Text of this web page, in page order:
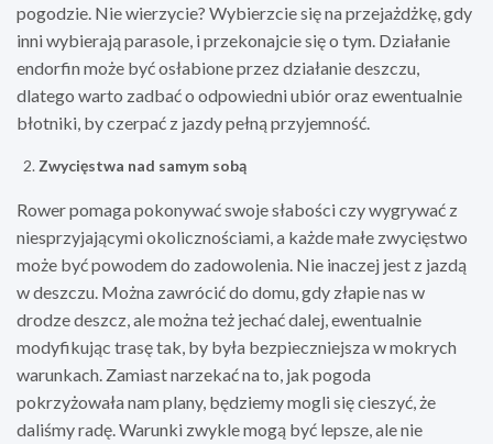
pogodzie. Nie wierzycie? Wybierzcie się na przejażdżkę, gdy
inni wybierają parasole, i przekonajcie się o tym. Działanie
endorfin może być osłabione przez działanie deszczu,
dlatego warto zadbać o odpowiedni ubiór oraz ewentualnie
błotniki, by czerpać z jazdy pełną przyjemność.
Zwycięstwa nad samym sobą
Rower pomaga pokonywać swoje słabości czy wygrywać z
niesprzyjającymi okolicznościami, a każde małe zwycięstwo
może być powodem do zadowolenia. Nie inaczej jest z jazdą
w deszczu. Można zawrócić do domu, gdy złapie nas w
drodze deszcz, ale można też jechać dalej, ewentualnie
modyfikując trasę tak, by była bezpieczniejsza w mokrych
warunkach. Zamiast narzekać na to, jak pogoda
pokrzyżowała nam plany, będziemy mogli się cieszyć, że
daliśmy radę. Warunki zwykle mogą być lepsze, ale nie